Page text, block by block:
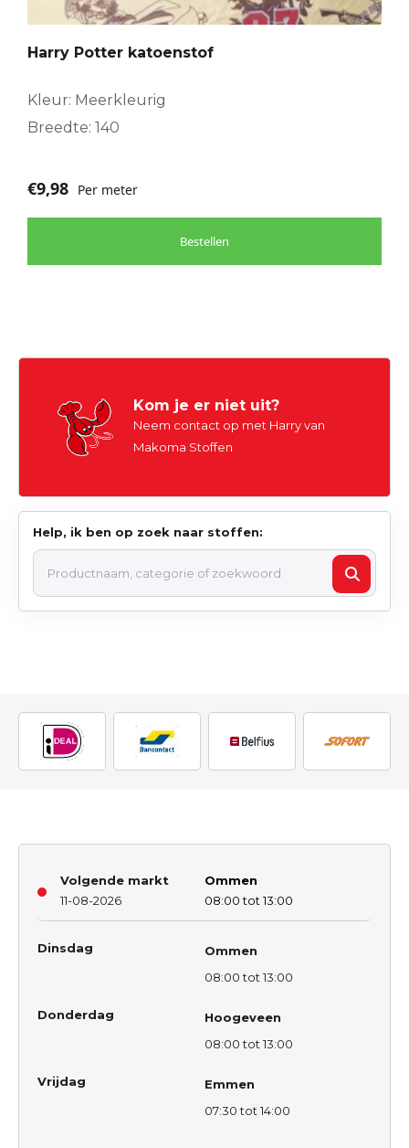
Harry Potter katoenstof
Kleur: Meerkleurig
Breedte: 140
€9,98 Per meter
Bestellen
Kom je er niet uit?
Neem contact op met Harry van
Makoma Stoffen
Help, ik ben op zoek naar stoffen:
Volgende markt
11-08-2026
Ommen
08:00 tot 13:00
Dinsdag
Ommen
08:00 tot 13:00
Donderdag
Hoogeveen
08:00 tot 13:00
Vrijdag
Emmen
07:30 tot 14:00